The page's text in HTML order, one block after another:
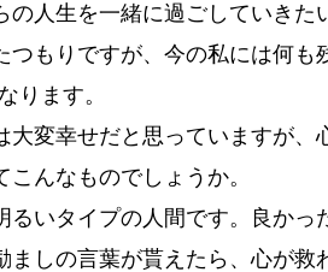
の人生を一緒に過ごしていきた
つもりですが、今の私には何も
ります。
大変幸せだと思っていますが、
んなものでしょうか。
るいタイプの人間です。良かっ
ましの言葉が貰えたら、心が救